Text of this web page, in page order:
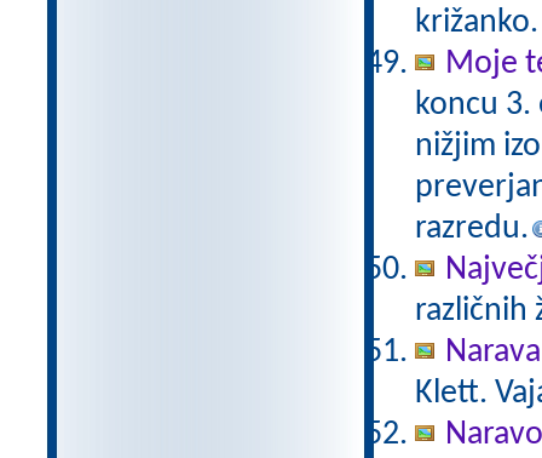
Moje
koncu 3.
nižjim
razredu.
različnih
Narava
Klett.